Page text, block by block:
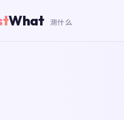
What 测什么